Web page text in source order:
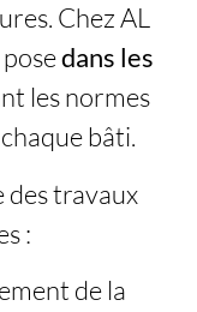
Chez AL
dans les
les normes
bâti.
des travaux
:
de la